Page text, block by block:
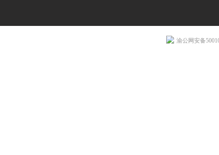
渝公网安备